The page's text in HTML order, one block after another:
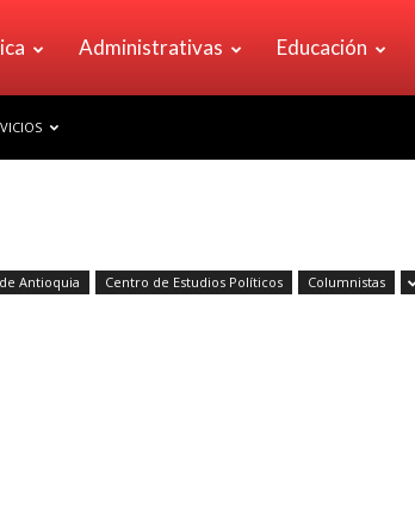
Administrativas Educación
Antioquia Centro de Estudios Políticos Columnistas